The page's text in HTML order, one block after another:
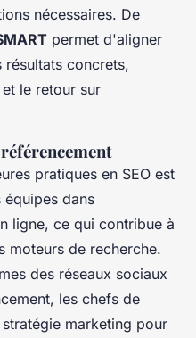
nécessaires. De
permet d'aligner
concrets,
le retour sur
pratiques en SEO est
dans
ligne, ce qui contribue à
moteurs de recherche.
des réseaux sociaux
les chefs de
marketing pour